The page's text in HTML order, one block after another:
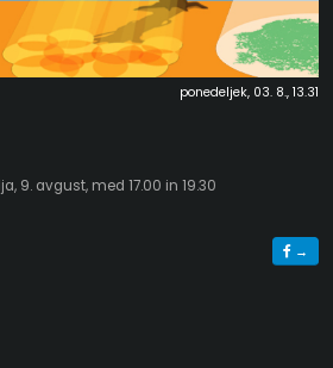
ponedeljek, 03. 8., 13.31
9. avgust, med 17.00 in 19.30
→